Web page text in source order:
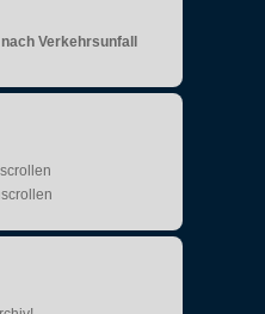
Verkehrsunfall